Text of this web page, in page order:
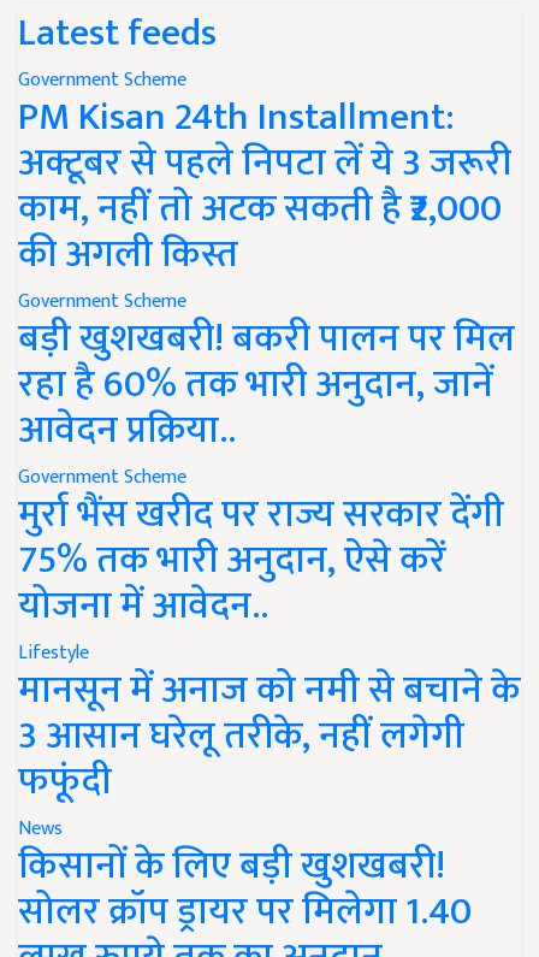
Latest feeds
Government Scheme
PM Kisan 24th Installment:
अक्टूबर से पहले निपटा लें ये 3 जरूरी
काम, नहीं तो अटक सकती है ₹2,000
की अगली किस्त
Government Scheme
बड़ी खुशखबरी! बकरी पालन पर मिल
रहा है 60% तक भारी अनुदान, जानें
आवेदन प्रक्रिया..
Government Scheme
मुर्रा भैंस खरीद पर राज्य सरकार देंगी
75% तक भारी अनुदान, ऐसे करें
योजना में आवेदन..
Lifestyle
मानसून में अनाज को नमी से बचाने के
3 आसान घरेलू तरीके, नहीं लगेगी
फफूंदी
News
किसानों के लिए बड़ी खुशखबरी!
सोलर क्रॉप ड्रायर पर मिलेगा 1.40